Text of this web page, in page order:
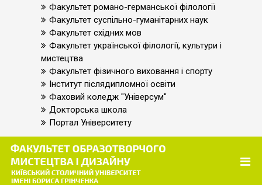
Факультет романо-германської філології
Факультет суспільно-гуманітарних наук
Факультет східних мов
Факультет української філології, культури і
мистецтва
Факультет фізичного виховання і спорту
Інститут післядипломної освіти
Фаховий коледж "Універсум"
Докторська школа
Портал Університету